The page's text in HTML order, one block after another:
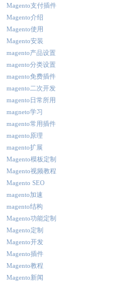
Magento支付插件
Magento介绍
Magento使用
Magento安装
magento产品设置
magento分类设置
magento免费插件
magento二次开发
magento日常所用
magneto学习
magento常用插件
magento原理
magento扩展
Magento模板定制
Magento视频教程
Magento SEO
magento加速
magento结构
Magento功能定制
Magento定制
Magento开发
Magento插件
Magento教程
Magento新闻